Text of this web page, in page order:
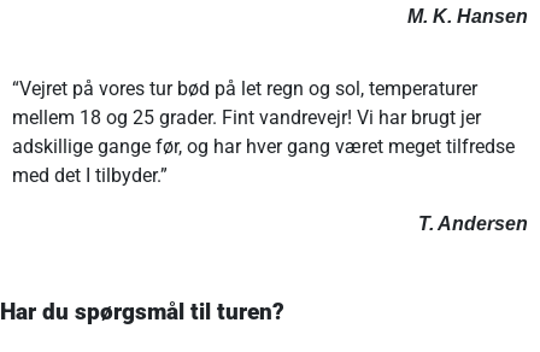
M. K. Hansen
“Vejret på vores tur bød på let regn og sol, temperaturer
mellem 18 og 25 grader. Fint vandrevejr! Vi har brugt jer
adskillige gange før, og har hver gang været meget tilfredse
med det I tilbyder.”
T. Andersen
Har du spørgsmål til turen?